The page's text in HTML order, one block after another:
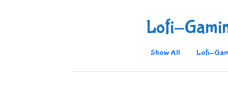
Lofi-
Show All Lofi-